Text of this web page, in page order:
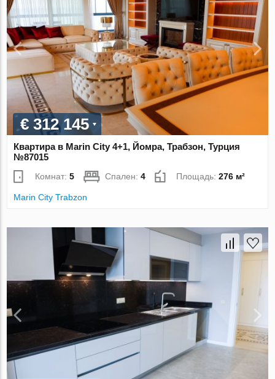
€ 312 145
Квартира в Marin City 4+1, Йомра, Трабзон, Турция
№87015
Комнат:5 Спален:4 Площадь:276 м²
Marin City Trabzon